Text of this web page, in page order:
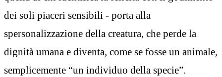
dei soli piaceri sensibili - porta alla
spersonalizzazione della creatura, che perde la
dignità umana e diventa, come se fosse un animale,
semplicemente “un individuo della specie”.